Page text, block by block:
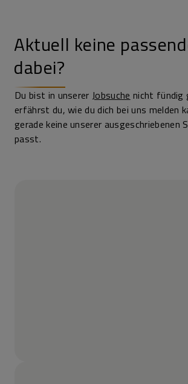
Aktuell keine
dabei?
Du bist in unsererJobsuche nicht fündig
erfährst du, wie du dich bei uns melden
gerade keine unserer aus­geschriebenen
passt.